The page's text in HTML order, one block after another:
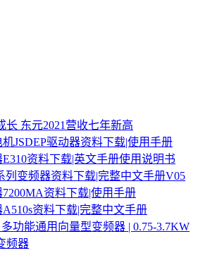
长 东元2021营收七年新高
JSDEP驱动器资料下载|使用手册
资料下载|英文手册使用说明书
列变频器资料下载|完整中文手册V05
资料下载|使用手册
资料下载|完整中文手册
功能通用向量型变频器 | 0.75-3.7KW
频器